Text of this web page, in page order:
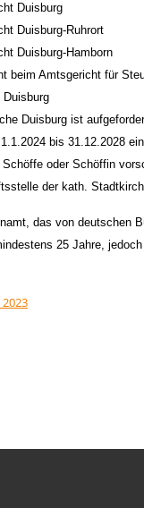
Duisburg
Duisburg-Ruhrort
Duisburg-Hamborn
beim Amtsgericht für
Duisburg ist
bis 31.12.2028
oder Schöffin
der kath.
das von deutschen
25 Jahre,